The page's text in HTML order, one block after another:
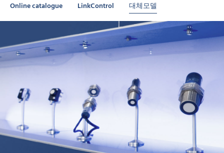
Online catalogue
LinkControl 대체모델